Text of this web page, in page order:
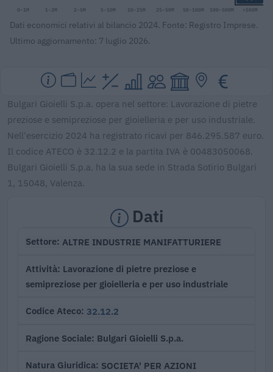
0-1M 1-2M 2-5M 5-10M 10-25M 25-50M 50-100M 100-500M >500M
Dati economici relativi al bilancio 2024. Fonte: Registro Imprese.
Ultimo aggiornamento: 7 luglio 2026.
Bulgari Gioielli S.p.a. opera nel settore: Lavorazione di pietre
preziose e semipreziose per gioielleria e per uso industriale.
Nell'esercizio 2024 ha registrato ricavi per 846.295.587 euro.
Il codice ATECO è 32.12.2 e la partita IVA è 00483050068.
Bulgari Gioielli S.p.a. ha la sua sede in Strada Sotirio Bulgari
1, 15048, Valenza.
Dati
Settore ALTRE INDUSTRIE MANIFATTURIERE
Attività Lavorazione di pietre preziose e
semipreziose per gioielleria e per uso industriale
Codice Ateco 32.12.2
Ragione Sociale Bulgari Gioielli S.p.a.
Natura Giuridica SOCIETA' PER AZIONI